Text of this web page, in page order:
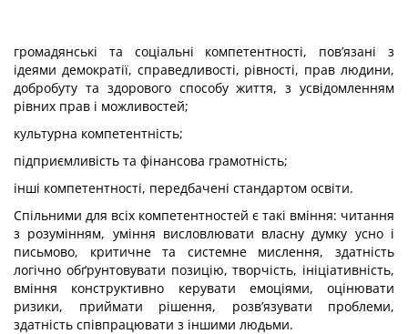
громадянські та соціальні компетентності, пов’язані з
ідеями демократії, справедливості, рівності, прав людини,
добробуту та здорового способу життя, з усвідомленням
рівних прав і можливостей;
культурна компетентність;
підприємливість та фінансова грамотність;
інші компетентності, передбачені стандартом освіти.
Спільними для всіх компетентностей є такі вміння: читання
з розумінням, уміння висловлювати власну думку усно і
письмово, критичне та системне мислення, здатність
логічно обґрунтовувати позицію, творчість, ініціативність,
вміння конструктивно керувати емоціями, оцінювати
ризики, приймати рішення, розв’язувати проблеми,
здатність співпрацювати з іншими людьми.